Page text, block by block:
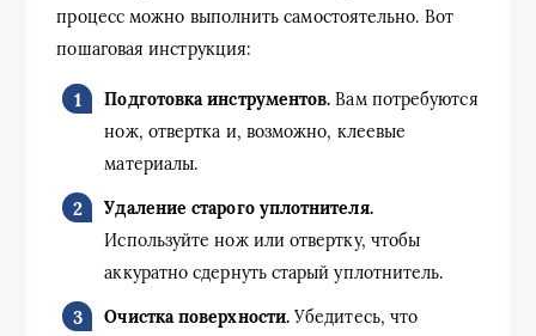
процесс можно выполнить самостоятельно. Вот
пошаговая инструкция:
Подготовка инструментов. Вам потребуются
нож, отвертка и, возможно, клеевые
материалы.
Удаление старого уплотнителя.
Используйте нож или отвертку, чтобы
аккуратно сдернуть старый уплотнитель.
Очистка поверхности. Убедитесь, что